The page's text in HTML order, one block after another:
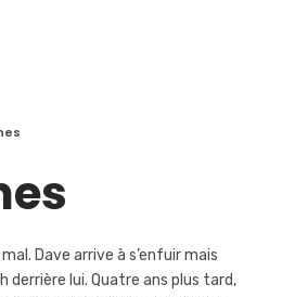
Dave arrive à s’enfuir mais
derrière lui. Quatre ans plus tard,